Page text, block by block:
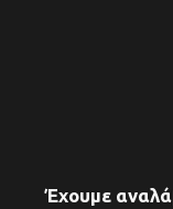
Έχουμε